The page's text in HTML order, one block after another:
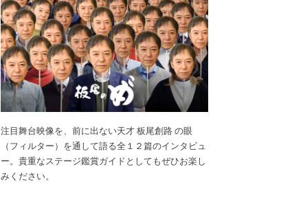
注目舞台映像を、前に出ない天才 板尾創路 の眼
（フィルター）を通して語る全１２篇のインタビュ
ー。貴重なステージ鑑賞ガイドとしてもぜひお楽し
みください。